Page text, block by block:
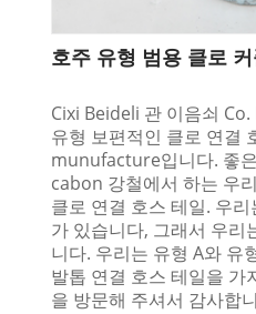
호주 유형 범용 클로
Cixi Beideli 관 이음쇠
유형 보편적인 클로 연결
munufacture입니다. 좋
cabon 강철에서 하는 우
클로 연결 호스 테일. 우
가 있습니다, 그래서 우리
니다. 우리는 유형 A와 유
발톱 연결 호스 테일을 가
을 방문해 주셔서 감사합